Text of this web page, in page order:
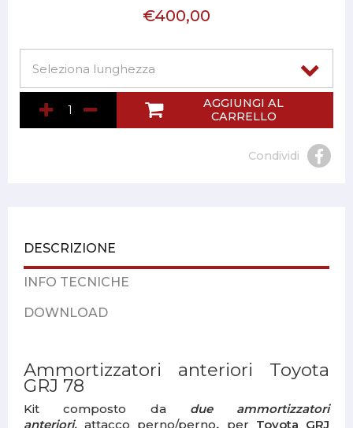
€400,00
AGGIUNGI AL
CARRELLO
Condividi
DESCRIZIONE
INFO TECNICHE
DOWNLOAD
Ammortizzatori anteriori Toyota
GRJ 78
Kit composto da due ammortizzatori
anteriori,attacco perno/perno, per Toyota GRJ